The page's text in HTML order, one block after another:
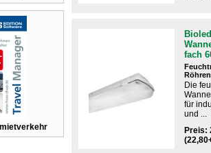
fach
Röhren
Die
für
und ...
Preis: